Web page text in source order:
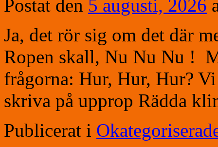
Postat den 5 augusti, 2026
Ja, det rör sig om det där
Ropen skall, Nu Nu Nu !
frågorna: Hur, Hur, Hur?
skriva på upprop Rädda
Publicerat i